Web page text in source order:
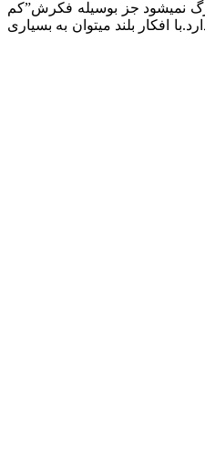
نمیشود جز بوسیله فکرش”کم
افکار بلند میتوان به بسیاری